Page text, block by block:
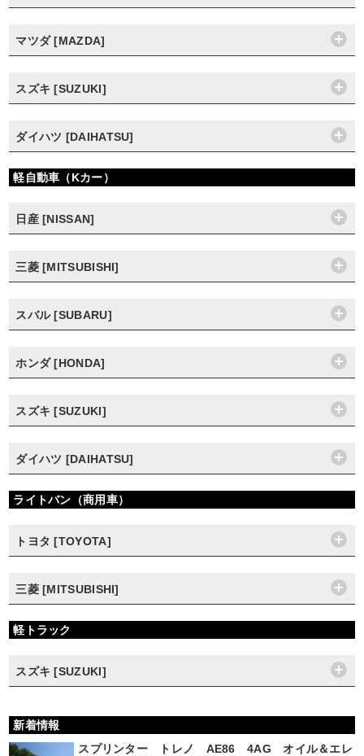
マツダ [MAZDA]
スズキ [SUZUKI]
ダイハツ [DAIHATSU]
軽自動車（Kカー）
日産 [NISSAN]
三菱 [MITSUBISHI]
スバル [SUBARU]
ホンダ [HONDA]
スズキ [SUZUKI]
ダイハツ [DAIHATSU]
ライトバン（商用車）
トヨタ [TOYOTA]
三菱 [MITSUBISHI]
軽トラック
スズキ [SUZUKI]
新着情報
スプリンター トレノ AE86 4AG オイル＆エレ